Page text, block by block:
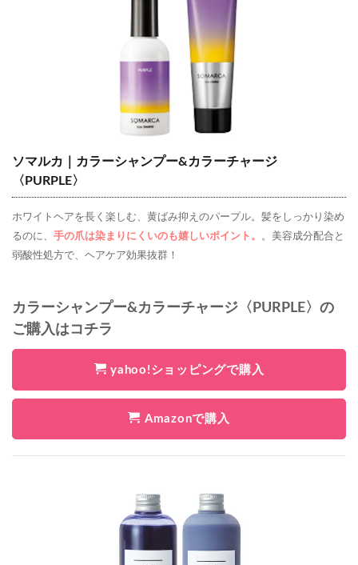
ソマルカ｜カラーシャンプー&カラーチャージ
〈PURPLE〉
ホワイトヘアを長く楽しむ、黄ばみ抑えのパープル。髪をしっかり染め
るのに、 手の爪は染まりにくいのも嬉しいポイント。 。美容成分配合と
弱酸性処方で、ヘアケア効果抜群！
カラーシャンプー&カラーチャージ〈PURPLE〉の
ご購入はコチラ
yahoo!ショッピングで購入
Amazonで購入